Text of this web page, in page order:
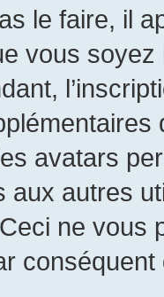
le faire, il
vous
avatars
aux autres
ne vous
conséquent